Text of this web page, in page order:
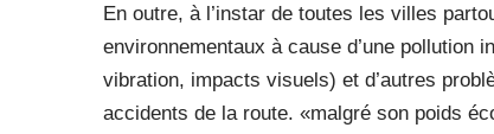
En outre, à l’instar de toutes les villes
environnementaux à cause d’une pollution
vibration, impacts visuels) et d’autres
accidents de la route. «malgré son poids